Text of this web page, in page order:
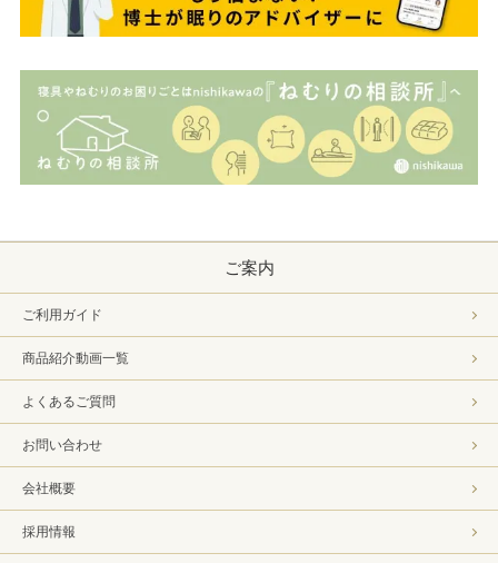
ご案内
ご利用ガイド
商品紹介動画一覧
よくあるご質問
お問い合わせ
会社概要
採用情報